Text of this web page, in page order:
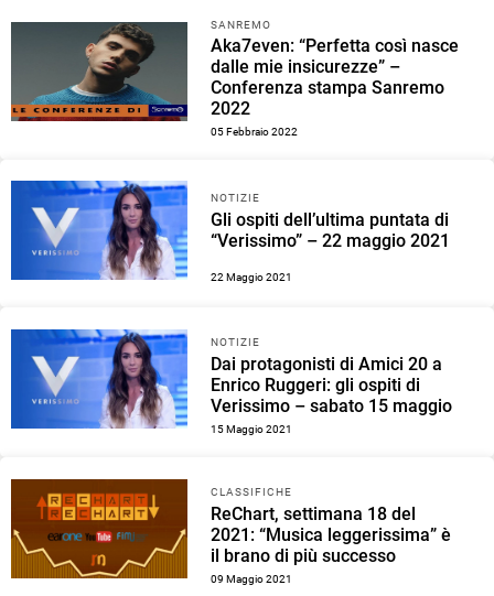
SANREMO
Aka7even: “Perfetta così nasce
dalle mie insicurezze” –
Conferenza stampa Sanremo
2022
05 Febbraio 2022
NOTIZIE
Gli ospiti dell’ultima puntata di
“Verissimo” – 22 maggio 2021
22 Maggio 2021
NOTIZIE
Dai protagonisti di Amici 20 a
Enrico Ruggeri: gli ospiti di
Verissimo – sabato 15 maggio
15 Maggio 2021
CLASSIFICHE
ReChart, settimana 18 del
2021: “Musica leggerissima” è
il brano di più successo
09 Maggio 2021